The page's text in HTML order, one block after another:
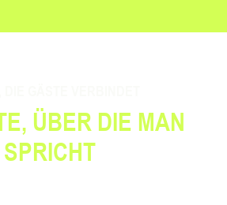
ÜBER DIE MAN
SPRICHT